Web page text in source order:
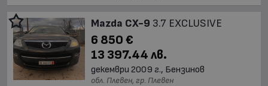
Mazda CX-9 3.7 EXCLUSIVE
6 850 €
13 397.44 лв.
декември 2009 г., Бензинов
обл. Плевен, гр. Плевен